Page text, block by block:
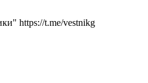
https://t.me/vestnikg